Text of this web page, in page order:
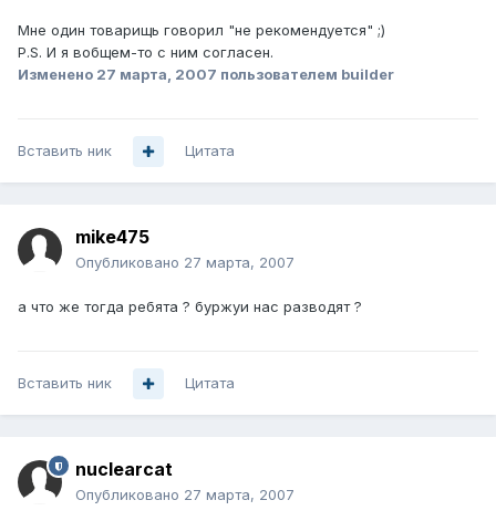
Мне один товарищь говорил "не рекомендуется" ;)
P.S. И я вобщем-то с ним согласен.
Изменено 27 марта, 2007 пользователем builder
Вставить ник Цитата
mike475
Опубликовано 27 марта, 2007
а что же тогда ребята ? буржуи нас разводят ?
Вставить ник Цитата
nuclearcat
Опубликовано 27 марта, 2007